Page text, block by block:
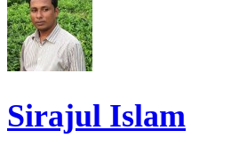
Sirajul Islam